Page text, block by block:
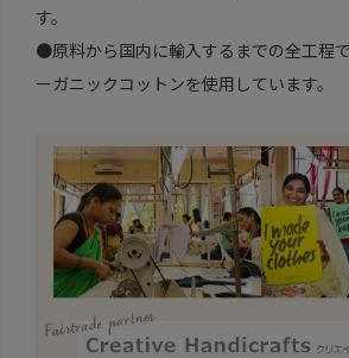
す。
●原料から国内に輸入するまでの全工程
ーガニックコットンを使用しています。